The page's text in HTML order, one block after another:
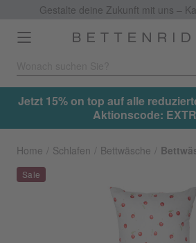
Gestalte deine Zukunft mit uns –
Toggle
navigation
Jetzt 15% on top auf alle
Aktionscode:
Home Schlafen Bettwäsche